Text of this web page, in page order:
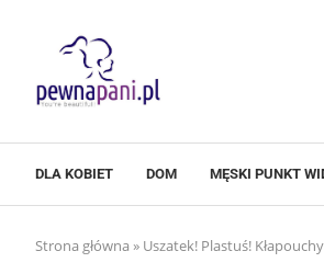
DLA KOBIET DOM MĘSKI PUNKT
Strona główna » Uszatek! Plastuś!